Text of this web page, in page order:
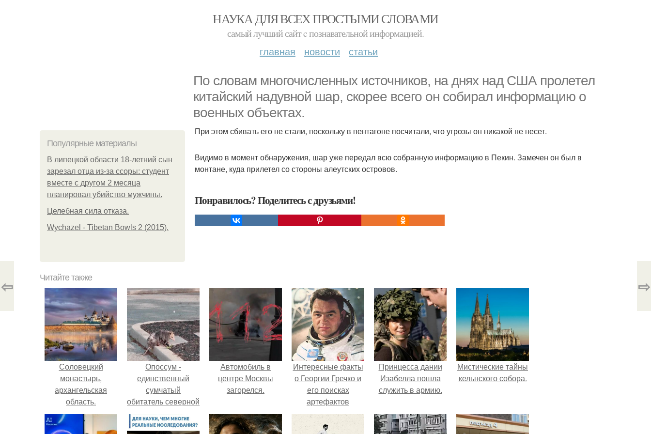
НАУКА ДЛЯ ВСЕХ ПРОСТЫМИ СЛОВАМИ
самый лучший сайт c познавательной информацией.
главная новости статьи
По словам многочисленных источников, на днях над США пролетел
китайский надувной шар, скорее всего он собирал информацию о
военных объектах.
Популярные материалы
В липецкой области 18-летний сын
зарезал отца из-за ссоры: студент
вместе с другом 2 месяца
планировал убийство мужчины.
Целебная сила отказа.
Wychazel - Tibetan Bowls 2 (2015).
При этом сбивать его не стали, поскольку в пентагоне посчитали, что угрозы он никакой не несет.
Видимо в момент обнаружения, шар уже передал всю собранную информацию в Пекин. Замечен он был в
монтане, куда прилетел со стороны алеутских островов.
Понравилось? Поделитесь с друзьями!
⇦ ⇨
Читайте также
Соловецкий
монастырь,
архангельская
область.
Опоссум -
единственный
сумчатый
обитатель северной
Автомобиль в
центре Москвы
загорелся.
Интересные факты
о Георгии Гречко и
его поисках
артефактов
внеземных
цивилизаций.
Принцесса дании
Изабелла пошла
служить в армию.
Мистические тайны
кельнского собора.